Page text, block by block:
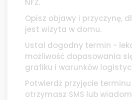
Opisz objawy i przyczynę,
jest wizyta w domu.
Ustal dogodny termin -
możliwość dopasowania
grafiku i warunków
Potwierdź przyjęcie
otrzymasz SMS lub